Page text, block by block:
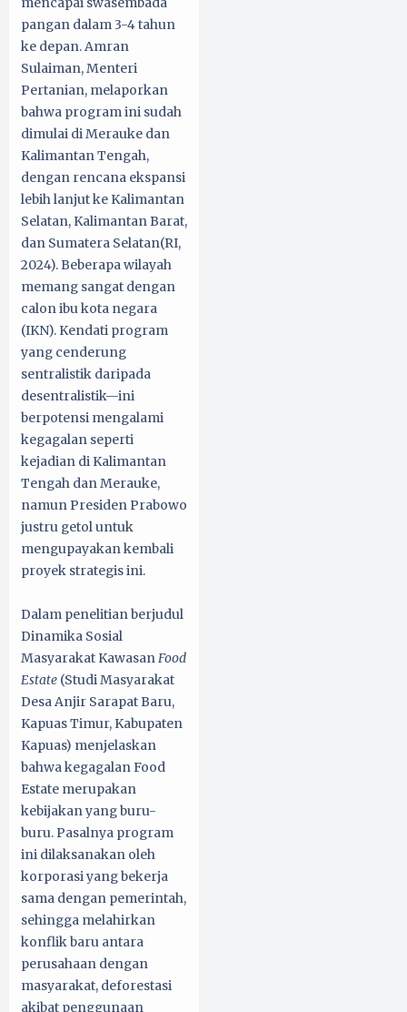
pangan dalam 3-4 tahun
ke depan. Amran
Sulaiman, Menteri
Pertanian, melaporkan
bahwa program ini sudah
dimulai di Merauke dan
Kalimantan Tengah,
dengan rencana ekspansi
lebih lanjut ke Kalimantan
Selatan, Kalimantan Barat,
dan Sumatera Selatan(RI,
2024). Beberapa wilayah
memang sangat dengan
calon ibu kota negara
(IKN). Kendati program
yang cenderung
sentralistik daripada
desentralistik—ini
berpotensi mengalami
kegagalan seperti
kejadian di Kalimantan
Tengah dan Merauke,
namun Presiden Prabowo
justru getol untuk
mengupayakan kembali
proyek strategis ini.
Dalam penelitian berjudul
Dinamika Sosial
Masyarakat KawasanFood
Estate (Studi Masyarakat
Desa Anjir Sarapat Baru,
Kapuas Timur, Kabupaten
Kapuas) menjelaskan
bahwa kegagalan Food
Estate merupakan
kebijakan yang buru-
buru. Pasalnya program
ini dilaksanakan oleh
korporasi yang bekerja
sama dengan pemerintah,
sehingga melahirkan
konflik baru antara
perusahaan dengan
masyarakat, deforestasi
akibat penggunaan